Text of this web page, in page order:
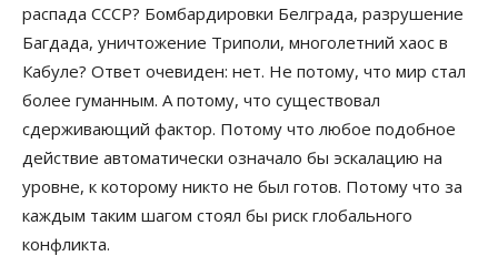
распада СССР? Бомбардировки Белграда, разрушение
Багдада, уничтожение Триполи, многолетний хаос в
Кабуле? Ответ очевиден: нет. Не потому, что мир стал
более гуманным. А потому, что существовал
сдерживающий фактор. Потому что любое подобное
действие автоматически означало бы эскалацию на
уровне, к которому никто не был готов. Потому что за
каждым таким шагом стоял бы риск глобального
конфликта.